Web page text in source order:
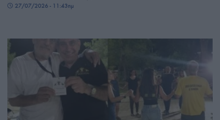
27/07/2026 - 11:43πμ